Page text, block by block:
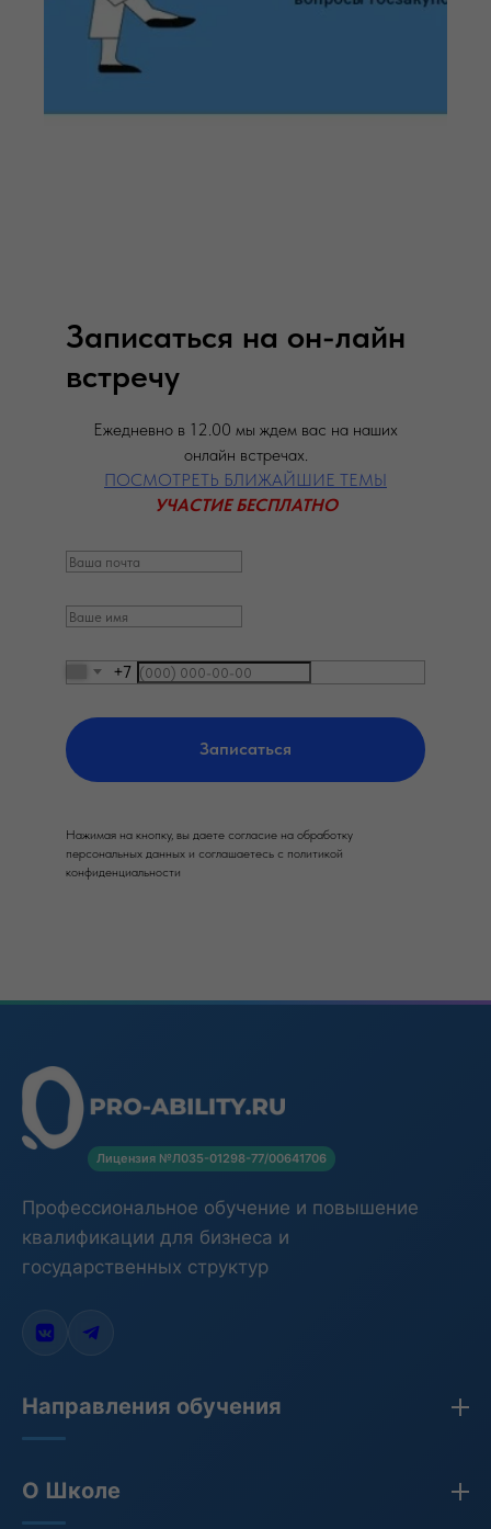
Записаться на он-лайн
встречу
Ежедневно в 12.00 мы ждем вас на наших
онлайн встречах.
ПОСМОТРЕТЬ БЛИЖАЙШИЕ ТЕМЫ
УЧАСТИЕ БЕСПЛАТНО
+7
Записаться
Нажимая на кнопку, вы даете согласие на обработку
персональных данных и соглашаетесь c политикой
конфиденциальности
Лицензия №Л035-01298-77/00641706
Профессиональное обучение и повышение
квалификации для бизнеса и
государственных структур
Направления обучения
Бухгалтерия
О Школе